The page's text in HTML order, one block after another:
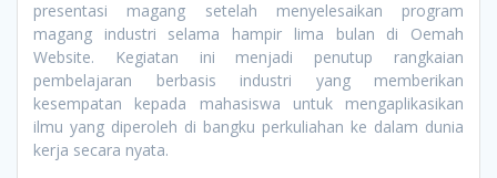
presentasi magang setelah menyelesaikan program
magang industri selama hampir lima bulan di Oemah
Website. Kegiatan ini menjadi penutup rangkaian
pembelajaran berbasis industri yang memberikan
kesempatan kepada mahasiswa untuk mengaplikasikan
ilmu yang diperoleh di bangku perkuliahan ke dalam dunia
kerja secara nyata.